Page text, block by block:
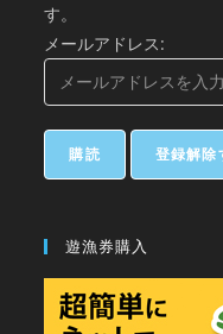
す。
メールアドレス:
遊漁券購入